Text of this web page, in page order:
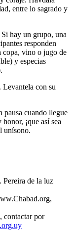
entre lo sagrado y
hay un grupo, una
responden
copa, vino o jugo de
y especias
Levantela con su
pausa cuando llegue
¡que así sea
unísono.
Pereira de la luz
contactar por